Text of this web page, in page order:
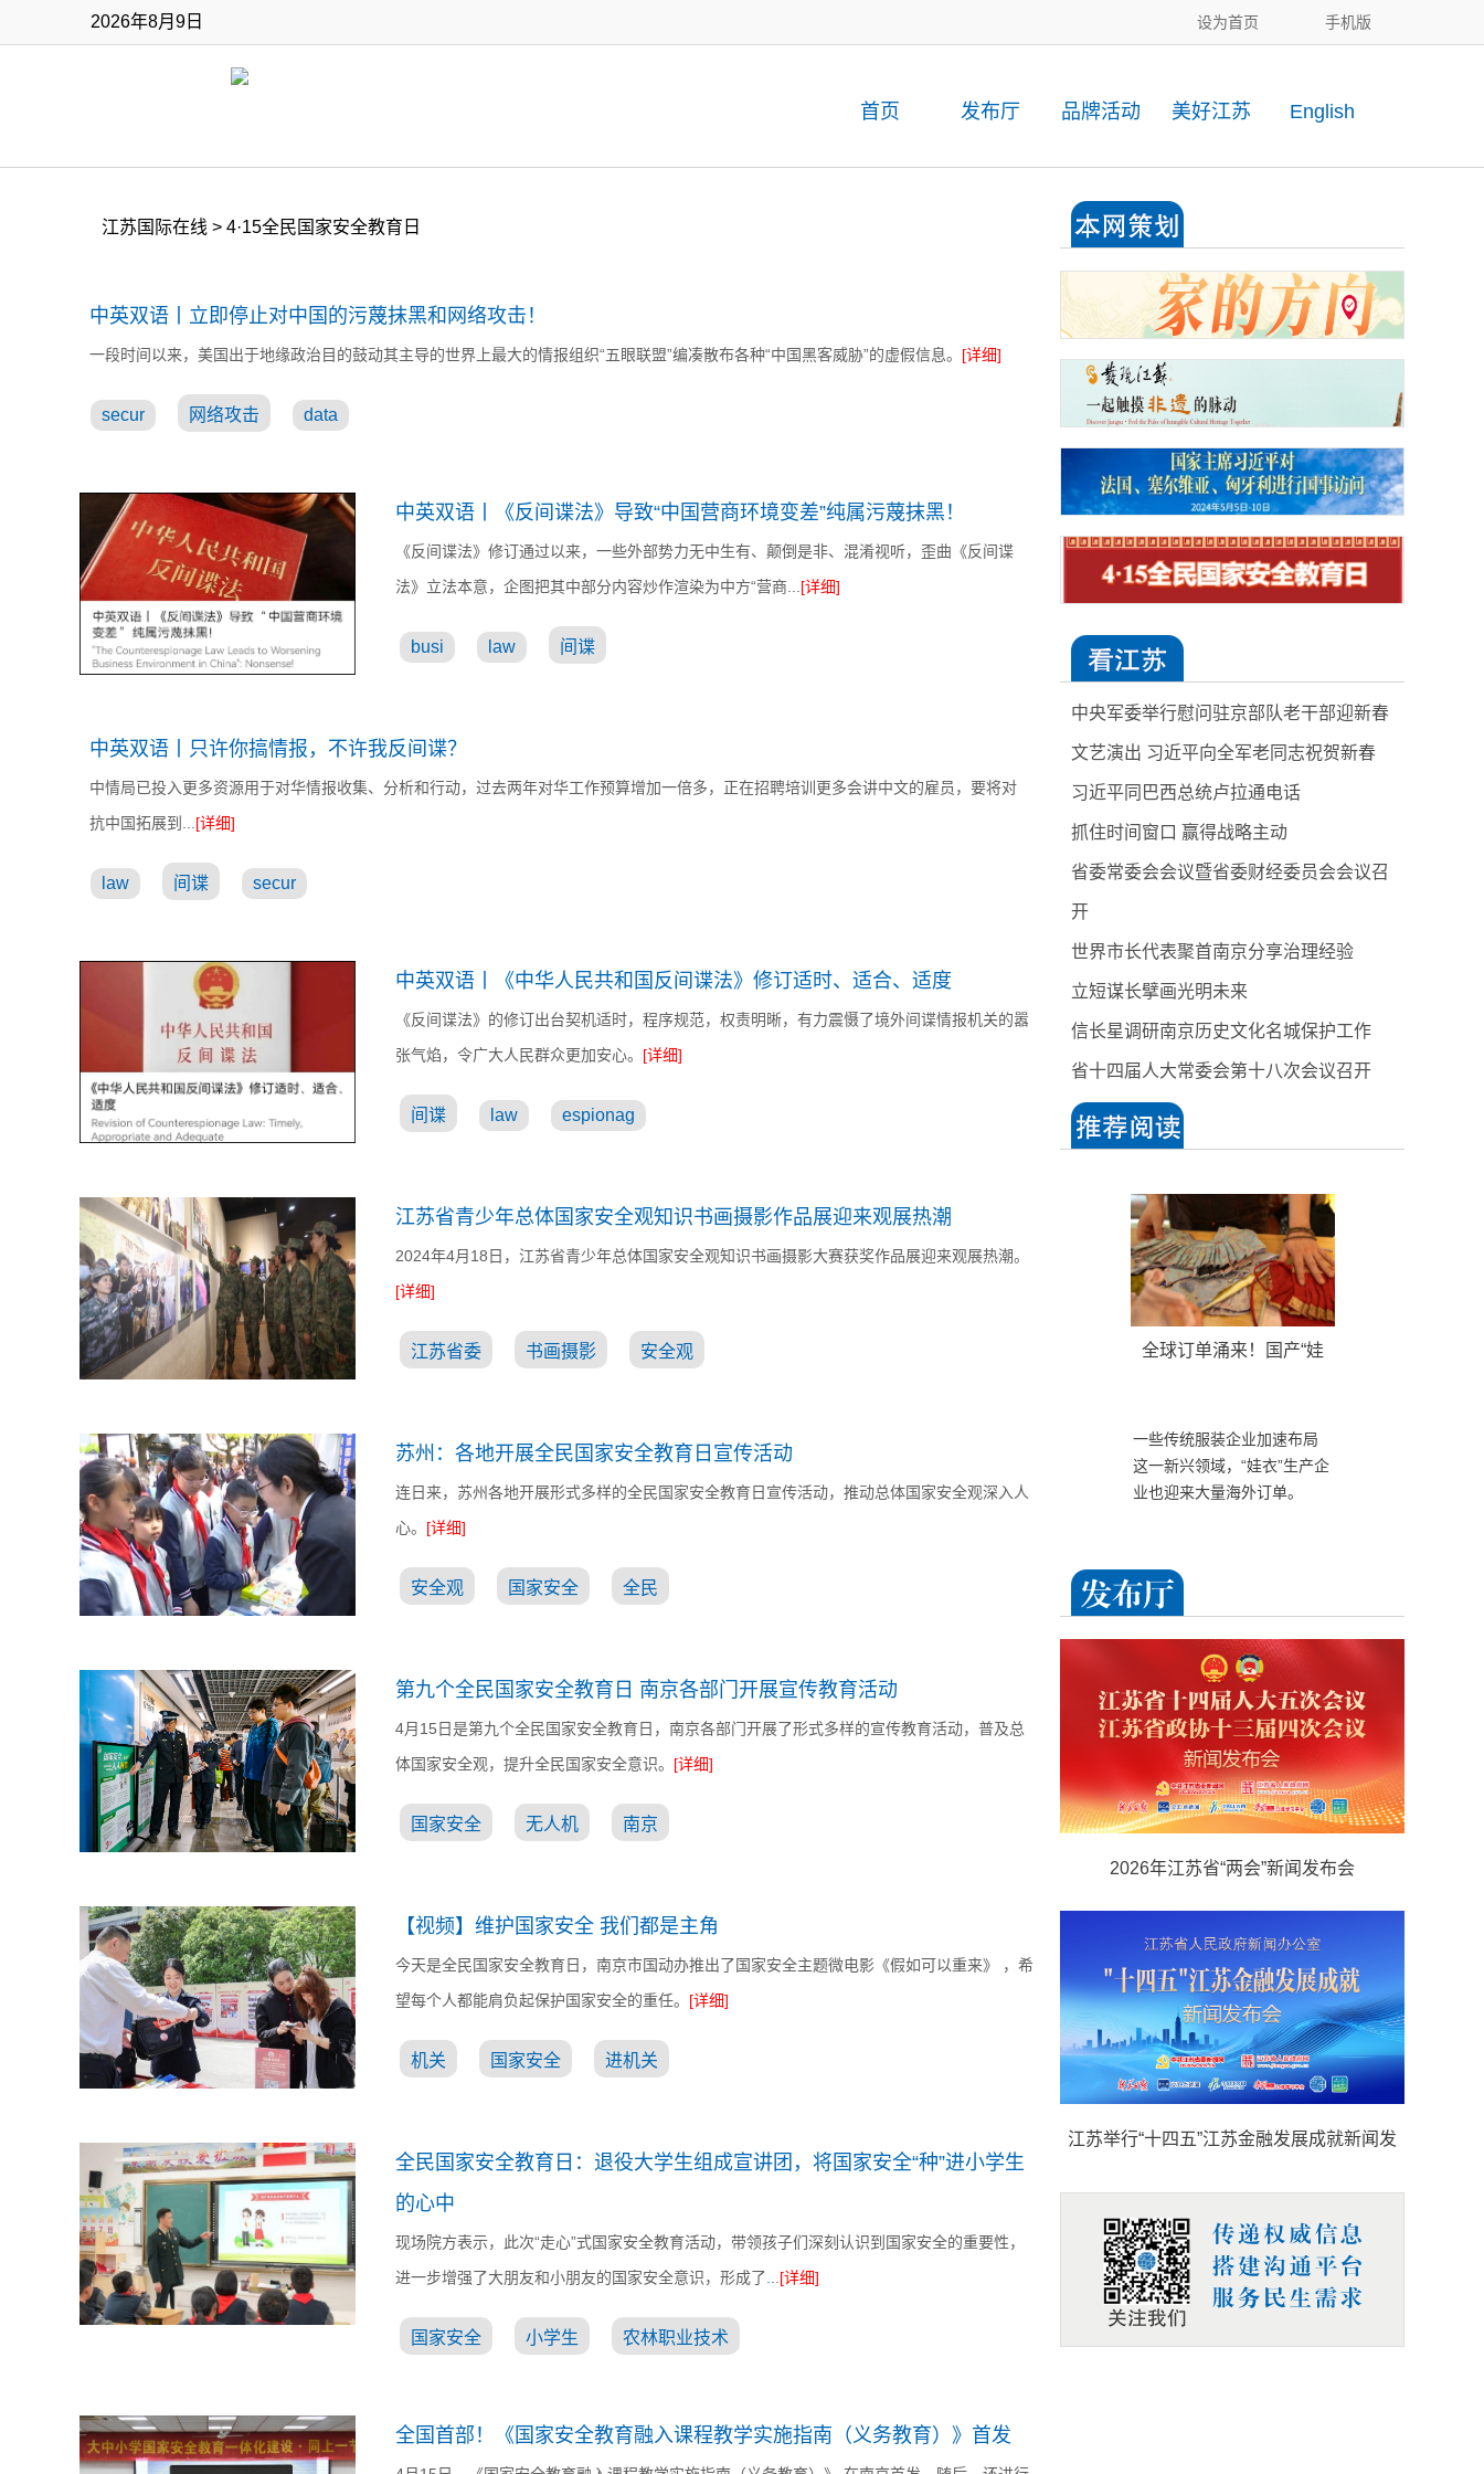
2026年8月9日 手机版
设为首页
首页 发布厅 品牌活动 美好江苏 English
江苏国际在线 > 4·15全民国家安全教育日
中英双语丨立即停止对中国的污蔑抹黑和网络攻击！
一段时间以来，美国出于地缘政治目的鼓动其主导的世界上最大的情报组织“五眼联盟”编凑散布各种“中国黑客威胁”的虚假信息。 [详细]
secur 网络攻击 data
中英双语丨《反间谍法》导致“中国营商环境变差”纯属污蔑抹黑！
《反间谍法》修订通过以来，一些外部势力无中生有、颠倒是非、混淆视听，歪曲《反间谍
法》立法本意，企图把其中部分内容炒作渲染为中方“营商... [详细]
busi law 间谍
中英双语丨只许你搞情报，不许我反间谍？
中情局已投入更多资源用于对华情报收集、分析和行动，过去两年对华工作预算增加一倍多，正在招聘培训更多会讲中文的雇员，要将对
抗中国拓展到... [详细]
law 间谍 secur
中英双语丨《中华人民共和国反间谍法》修订适时、适合、适度
《反间谍法》的修订出台契机适时，程序规范，权责明晰，有力震慑了境外间谍情报机关的嚣
张气焰，令广大人民群众更加安心。 [详细]
间谍 law espionag
江苏省青少年总体国家安全观知识书画摄影作品展迎来观展热潮
2024年4月18日，江苏省青少年总体国家安全观知识书画摄影大赛获奖作品展迎来观展热潮。
[详细]
江苏省委 书画摄影 安全观
苏州：各地开展全民国家安全教育日宣传活动
连日来，苏州各地开展形式多样的全民国家安全教育日宣传活动，推动总体国家安全观深入人
心。 [详细]
安全观 国家安全 全民
第九个全民国家安全教育日 南京各部门开展宣传教育活动
4月15日是第九个全民国家安全教育日，南京各部门开展了形式多样的宣传教育活动，普及总
体国家安全观，提升全民国家安全意识。 [详细]
国家安全 无人机 南京
【视频】维护国家安全 我们都是主角
今天是全民国家安全教育日，南京市国动办推出了国家安全主题微电影《假如可以重来》 ，希
望每个人都能肩负起保护国家安全的重任。 [详细]
机关 国家安全 进机关
全民国家安全教育日：退役大学生组成宣讲团，将国家安全“种”进小学生
的心中
现场院方表示，此次“走心”式国家安全教育活动，带领孩子们深刻认识到国家安全的重要性，
进一步增强了大朋友和小朋友的国家安全意识，形成了... [详细]
国家安全 小学生 农林职业技术
全国首部！《国家安全教育融入课程教学实施指南（义务教育）》首发
中央军委举行慰问驻京部队老干部迎新春
文艺演出 习近平向全军老同志祝贺新春
习近平同巴西总统卢拉通电话
抓住时间窗口 赢得战略主动
省委常委会会议暨省委财经委员会会议召
开
世界市长代表聚首南京分享治理经验
立短谋长擘画光明未来
信长星调研南京历史文化名城保护工作
省十四届人大常委会第十八次会议召开
全球订单涌来！国产“娃
一些传统服装企业加速布局
这一新兴领域，“娃衣”生产企
业也迎来大量海外订单。
2026年江苏省“两会”新闻发布会
江苏举行“十四五”江苏金融发展成就新闻发